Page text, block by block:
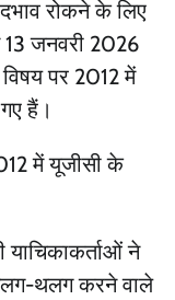
रोकने के लिए
13 जनवरी 2026
पर 2012 में
हैं।
में यूजीसी के
याचिकाकर्ताओं ने
थलग करने वाले